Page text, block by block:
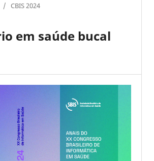
/ CBIS 2024
em saúde bucal